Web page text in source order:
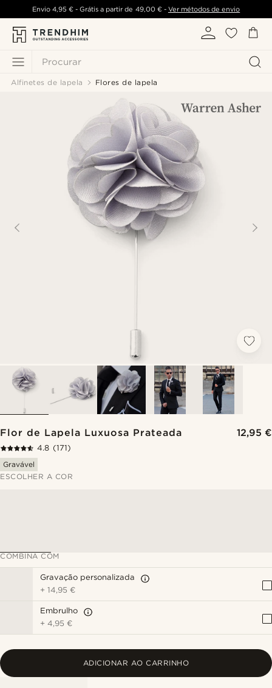
Procurar
Envio 4,95 €- Grátis a partir de 49,00 €- Ver métodos de envio
Alfinetes de lapela Flores de lapela
Flor de Lapela Luxuosa Prateada 12,95 €
4.8 (171)
Gravável
ESCOLHER A COR
COMBINA COM
Gravação personalizada
+14,95 €
Embrulho
+4,95 €
ADICIONAR AO CARRINHO